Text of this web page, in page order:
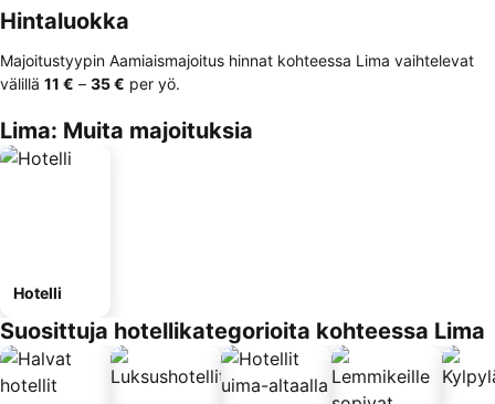
Hintaluokka
Majoitustyypin Aamiaismajoitus hinnat kohteessa Lima vaihtelevat
välillä ‎11 € – ‎35 € per yö.
Lima: Muita majoituksia
Hotelli
Suosittuja hotellikategorioita kohteessa Lima